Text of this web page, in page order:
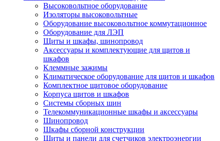
Высоковольтное оборудование
Изоляторы высоковольтные
Оборудование высоковольтное коммутационное
Оборудование для ЛЭП
Щиты и шкафы, шинопровод
Аксессуары и комплектующие для щитов и
шкафов
Клеммные зажимы
Климатическое оборудование для щитов и шкафов
Комплектное щитовое оборудование
Корпуса щитов и шкафов
Системы сборных шин
Телекоммуникационные шкафы и аксессуары
Шинопровод
Шкафы сборной конструкции
Щиты и панели для счетчиков электроэнергии